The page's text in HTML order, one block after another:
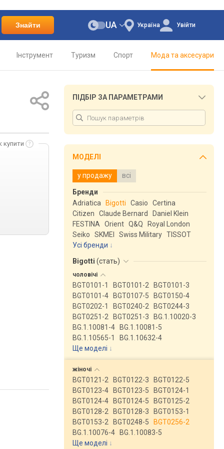
Знайти Україна
UA Увійти
Інструмент Туризм Спорт Мода та аксесуари
купити
ПІДБІР ЗА ПАРАМЕТРАМИ
МОДЕЛІ
у продажу всі
Бренди
Adriatica
Bigotti Casio
Certina
Citizen
Claude Bernard
Daniel Klein
FESTINA
Orient Q&Q
Royal London
Seiko
SKMEI Swiss Military TISSOT
Усі бренди
Bigotti (стать)
чоловічі
BGT0101-1 BGT0101-2
BGT0101-3
BGT0101-4
BGT0107-5
BGT0150-4
BGT0202-1
BGT0240-2
BGT0244-3
BGT0251-2
BGT0251-3
BG.1.10020-3
BG.1.10081-4
BG.1.10081-5
BG.1.10565-1
BG.1.10632-4
Ще моделі ↓
жіночі
BGT0121-2 BGT0122-3
BGT0122-5
BGT0123-4
BGT0123-5
BGT0124-1
BGT0124-4
BGT0124-5
BGT0125-2
BGT0128-2
BGT0128-3
BGT0153-1
BGT0153-2
BGT0248-5
BGT0256-2
BG.1.10076-4
BG.1.10083-5
Ще моделі ↓